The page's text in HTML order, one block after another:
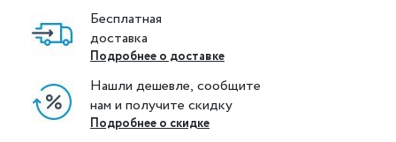
Бесплатная
доставка
Подробнее о доставке
Нашли дешевле, сообщите
нам и получите скидку
Подробнее о скидке